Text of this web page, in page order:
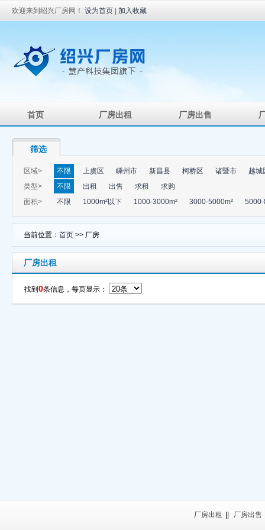
欢迎来到绍兴厂房网！ 设为首页 加入收藏
首页 厂房出租 厂房出售
筛选
区域> 不限 上虞区 嵊州市 新昌县 柯桥区 诸暨市
越城
类型>
不限 出租 出售 求租
求购
面积>
不限 1000m²以下 1000-3000m² 3000-5000m² 5000-
当前位置： 首页 >> 厂房
厂房出租
找到 0条信息，每页显示：
厂房出租 厂房出售